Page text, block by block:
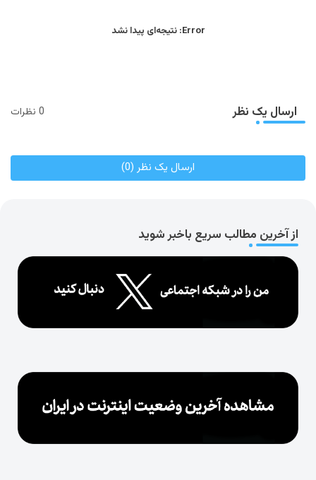
Error: نتیجه‌ای پیدا نشد
ارسال یک نظر 0 نظرات
ارسال یک نظر (0)
از آخرین مطالب سریع باخبر شوید